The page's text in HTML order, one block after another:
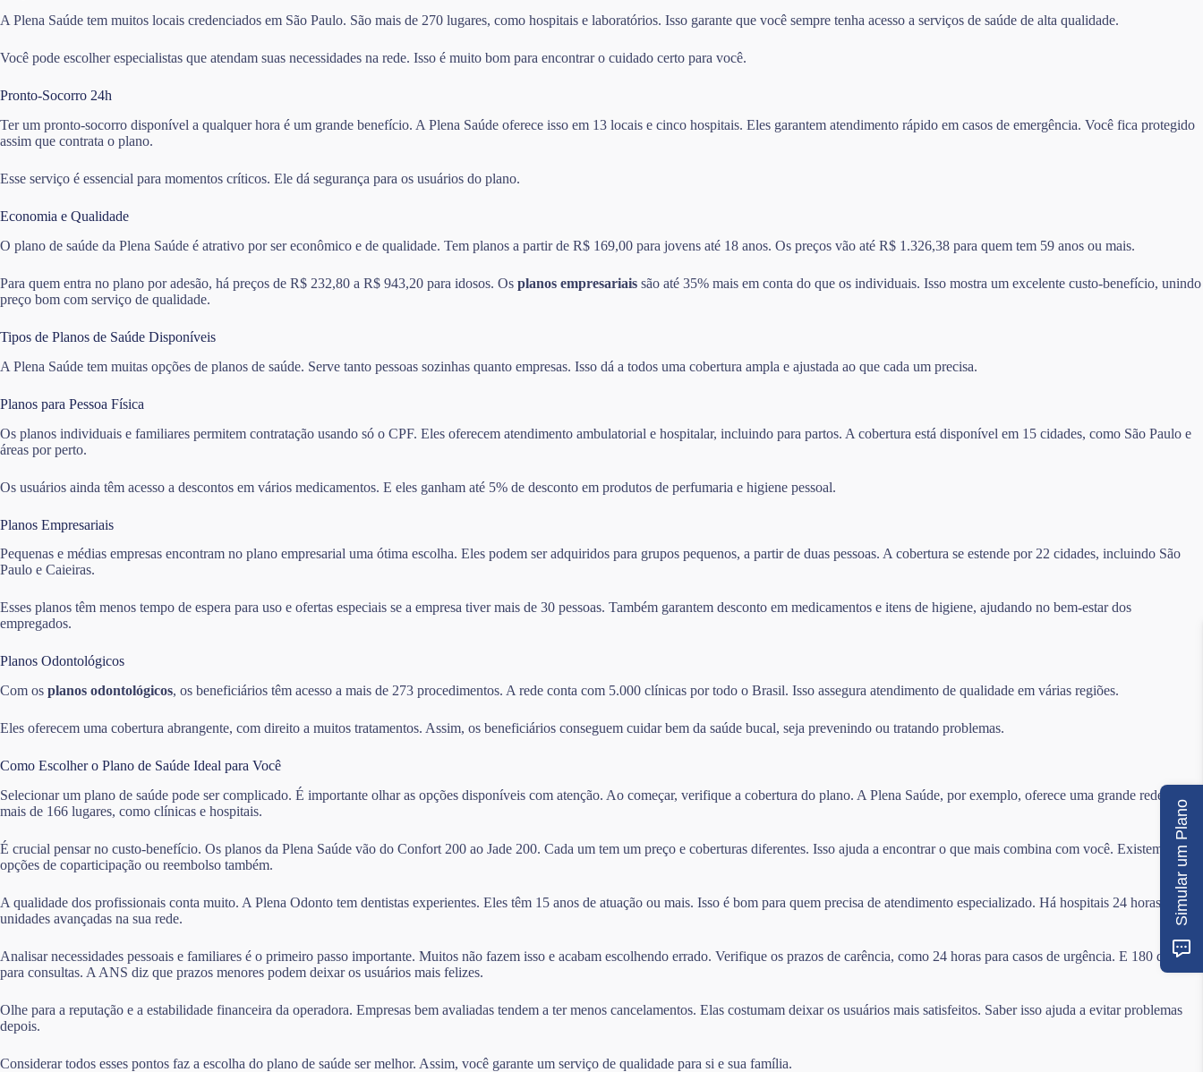
A Plena Saúde tem muitos locais credenciados em São Paulo. São mais de 270 lugares, como hospitais e laboratórios. Isso garante que você sempre tenha acesso a serviços de saúde de alta qualidade.
Você pode escolher especialistas que atendam suas necessidades na rede. Isso é muito bom para encontrar o cuidado certo para você.
Pronto-Socorro 24h
Ter um pronto-socorro disponível a qualquer hora é um grande benefício. A Plena Saúde oferece isso em 13 locais e cinco hospitais. Eles garantem atendimento rápido em casos de emergência. Você fica protegido
assim que contrata o plano.
Esse serviço é essencial para momentos críticos. Ele dá segurança para os usuários do plano.
Economia e Qualidade
O plano de saúde da Plena Saúde é atrativo por ser econômico e de qualidade. Tem planos a partir de R$ 169,00 para jovens até 18 anos. Os preços vão até R$ 1.326,38 para quem tem 59 anos ou mais.
Para quem entra no plano por adesão, há preços de R$ 232,80 a R$ 943,20 para idosos. Os planos empresariais são até 35% mais em conta do que os individuais. Isso mostra um excelente custo-benefício, unindo
preço bom com serviço de qualidade.
Tipos de Planos de Saúde Disponíveis
A Plena Saúde tem muitas opções de planos de saúde. Serve tanto pessoas sozinhas quanto empresas. Isso dá a todos uma cobertura ampla e ajustada ao que cada um precisa.
Planos para Pessoa Física
Os planos individuais e familiares permitem contratação usando só o CPF. Eles oferecem atendimento ambulatorial e hospitalar, incluindo para partos. A cobertura está disponível em 15 cidades, como São Paulo e
áreas por perto.
Os usuários ainda têm acesso a descontos em vários medicamentos. E eles ganham até 5% de desconto em produtos de perfumaria e higiene pessoal.
Planos Empresariais
Pequenas e médias empresas encontram no plano empresarial uma ótima escolha. Eles podem ser adquiridos para grupos pequenos, a partir de duas pessoas. A cobertura se estende por 22 cidades, incluindo São
Paulo e Caieiras.
Esses planos têm menos tempo de espera para uso e ofertas especiais se a empresa tiver mais de 30 pessoas. Também garantem desconto em medicamentos e itens de higiene, ajudando no bem-estar dos
empregados.
Planos Odontológicos
Com os planos odontológicos, os beneficiários têm acesso a mais de 273 procedimentos. A rede conta com 5.000 clínicas por todo o Brasil. Isso assegura atendimento de qualidade em várias regiões.
Eles oferecem uma cobertura abrangente, com direito a muitos tratamentos. Assim, os beneficiários conseguem cuidar bem da saúde bucal, seja prevenindo ou tratando problemas.
Como Escolher o Plano de Saúde Ideal para Você
Selecionar um plano de saúde pode ser complicado. É importante olhar as opções disponíveis com atenção. Ao começar, verifique a cobertura do plano. A Plena Saúde, por exemplo, oferece uma grande rede com
mais de 166 lugares, como clínicas e hospitais.
É crucial pensar no custo-benefício. Os planos da Plena Saúde vão do Confort 200 ao Jade 200. Cada um tem um preço e coberturas diferentes. Isso ajuda a encontrar o que mais combina com você. Existem
opções de coparticipação ou reembolso também.
A qualidade dos profissionais conta muito. A Plena Odonto tem dentistas experientes. Eles têm 15 anos de atuação ou mais. Isso é bom para quem precisa de atendimento especializado. Há hospitais 24 horas e
unidades avançadas na sua rede.
Analisar necessidades pessoais e familiares é o primeiro passo importante. Muitos não fazem isso e acabam escolhendo errado. Verifique os prazos de carência, como 24 horas para casos de urgência. E 180 dias
para consultas. A ANS diz que prazos menores podem deixar os usuários mais felizes.
Olhe para a reputação e a estabilidade financeira da operadora. Empresas bem avaliadas tendem a ter menos cancelamentos. Elas costumam deixar os usuários mais satisfeitos. Saber isso ajuda a evitar problemas
depois.
Considerar todos esses pontos faz a escolha do plano de saúde ser melhor. Assim, você garante um serviço de qualidade para si e sua família.
Simular um Plano